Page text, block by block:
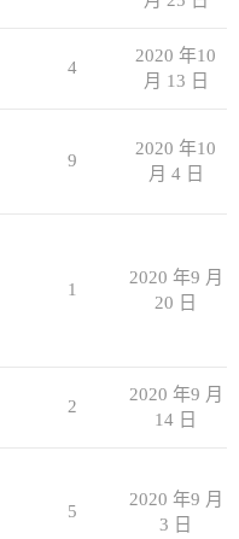
4
2020 年10
月 13 日
9
2020 年10
月 4 日
1
2020 年9 月
20 日
2
2020 年9 月
14 日
5
2020 年9 月
3 日